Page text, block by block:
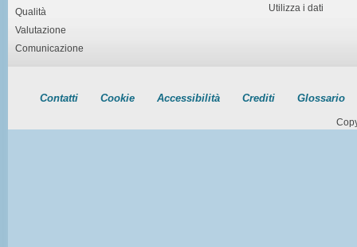
Qualità
Valutazione
Comunicazione
Utilizza i dati
Contatti Cookie Accessibilità Crediti Glossario